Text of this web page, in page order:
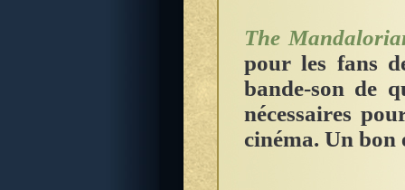
The
pour les fans
bande-son de
nécessaires
cinéma. Un bon